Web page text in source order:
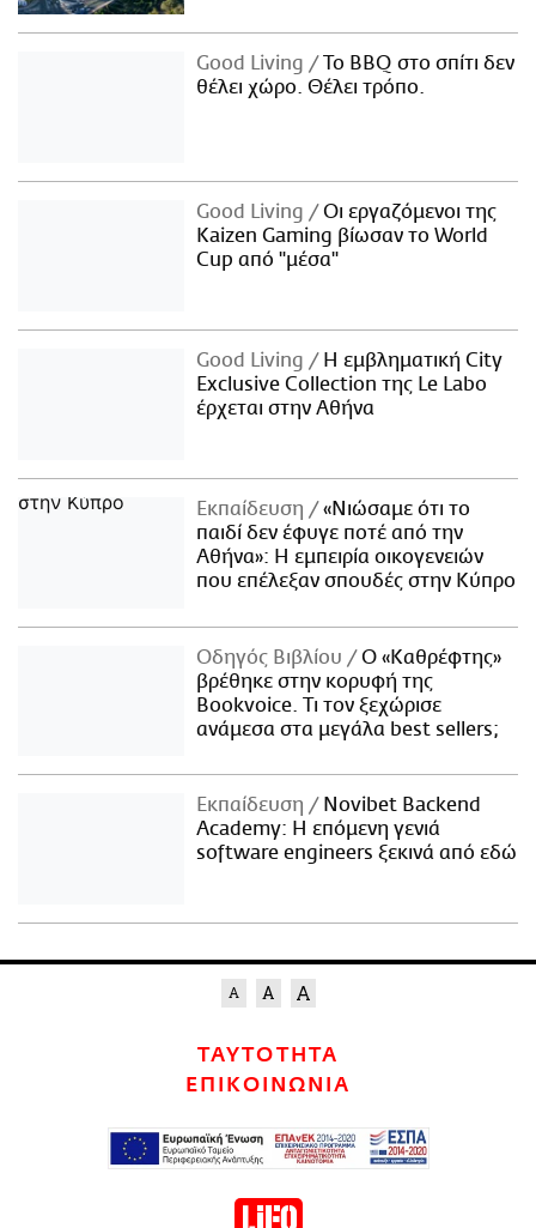
Good Living
Το BBQ στο σπίτι δεν
θέλει χώρο. Θέλει τρόπο.
Good Living
Οι εργαζόμενοι της
Kaizen Gaming βίωσαν το World
Cup από "μέσα"
Good Living
Η εμβληματική City
Exclusive Collection της Le Labo
έρχεται στην Αθήνα
Εκπαίδευση
«Νιώσαμε ότι το
παιδί δεν έφυγε ποτέ από την
Αθήνα»: Η εμπειρία οικογενειών
που επέλεξαν σπουδές στην Κύπρο
Οδηγός Βιβλίου
Ο «Καθρέφτης»
βρέθηκε στην κορυφή της
Bookvoice. Τι τον ξεχώρισε
ανάμεσα στα μεγάλα best sellers;
Εκπαίδευση
Novibet Backend
Academy: Η επόμενη γενιά
software engineers ξεκινά από εδώ
ΤΑΥΤΟΤΗΤΑ
ΕΠΙΚΟΙΝΩΝΙΑ